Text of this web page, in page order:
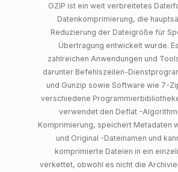
GZIP ist ein weit verbreitetes
Datenkomprimierung, die
Reduzierung der Dateigröße für
Übertragung entwickelt wurde.
zahlreichen Anwendungen und
darunter Befehlszeilen-
und Gunzip sowie Software wie 7-
verschiedene
verwendet den Deflat -
Komprimierung, speichert Metadaten
und Original -Dateinamen und
komprimierte Dateien in ein
verkettet, obwohl es nicht die